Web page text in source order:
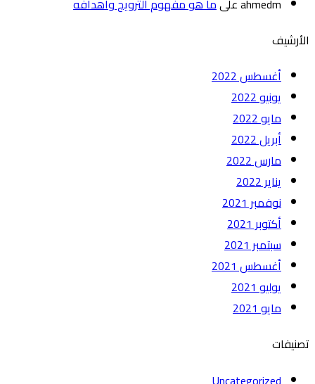
الأرشيف
أغسطس 2022
يونيو 2022
مايو 2022
أبريل 2022
مارس 2022
يناير 2022
نوفمبر 2021
أكتوبر 2021
سبتمبر 2021
أغسطس 2021
يوليو 2021
مايو 2021
تصنيفات